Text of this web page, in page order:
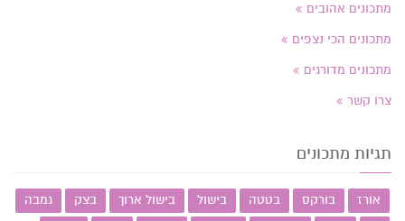
מתכונים אהובים
מתכונים הכי נצפים
מתכונים מדורגים
צרו קשר
תגיות מתכונים
אורז בורקס בטטה בישול בישול ארוך בצק
גמבה